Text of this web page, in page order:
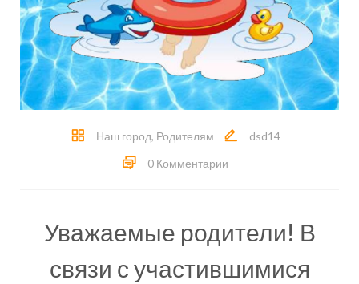
Наш город, Родителям
dsd14
0 Комментарии
Уважаемые родители! В
связи с участившимися